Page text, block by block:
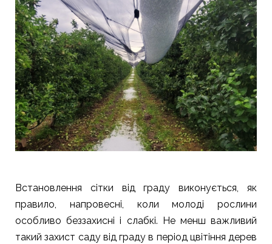
Встановлення сітки від граду виконується, як
правило, напровесні, коли молоді рослини
особливо беззахисні і слабкі. Не менш важливий
такий захист саду від граду в період цвітіння дерев